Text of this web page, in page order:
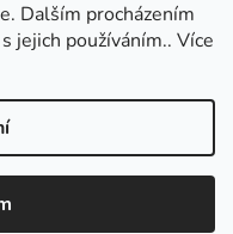
Dalším procházením
jejich používáním.. Více
pomůcky